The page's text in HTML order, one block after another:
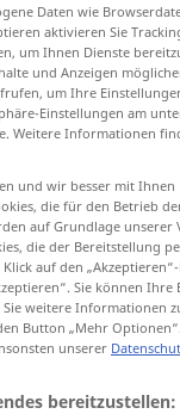
Daten wie
aktivieren Sie
um Ihnen Dienste
und Anzeigen
um Ihre
Einstellungen am
Weitere Informationen
und wir besser mit Ihnen
die für den Betrieb
auf Grundlage unserer
die der Bereitstellung
auf den
Sie können Ihre
weitere Informationen
Button „Mehr Optionen“.
unserer
bereitzustellen: